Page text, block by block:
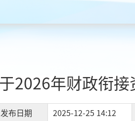
2026年财政衔
发布日期 2025-12-25 14:12